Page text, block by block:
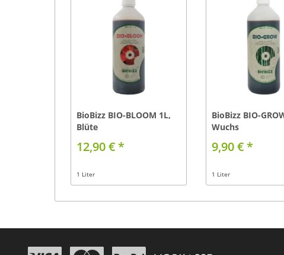
BioBizz BIO-BLOOM 1L,
Blüte
12,90 € *
1 Liter
BioBizz BIO-
Wuchs
9,90 € *
1 Liter